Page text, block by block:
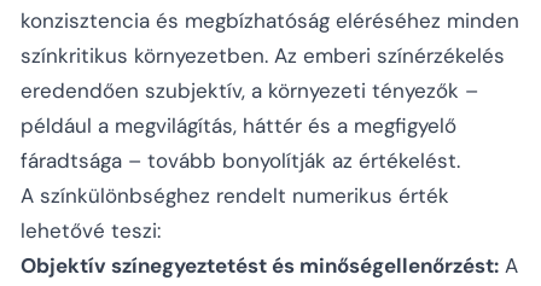
konzisztencia és megbízhatóság eléréséhez minden
színkritikus környezetben. Az emberi színérzékelés
eredendően szubjektív, a környezeti tényezők –
például a megvilágítás, háttér és a megfigyelő
fáradtsága – tovább bonyolítják az értékelést.
A színkülönbséghez rendelt numerikus érték
lehetővé teszi:
Objektív színegyeztetést és minőségellenőrzést: A